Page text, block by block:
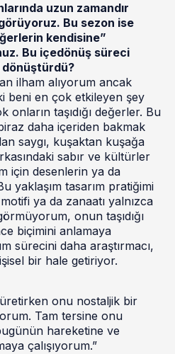
uzun zamandır
Bu sezon ise
kendisine”
Bu içedönüş süreci
dönüştürdü?
ilham alıyorum ancak
beni en çok etkileyen şey
taşıdığı değerler. Bu
daha içeriden bakmak
saygı, kuşaktan kuşağa
sabır ve kültürler
için desenlerin ya da
yaklaşım tasarım pratiğimi
ya da zanaatı yalnızca
onun taşıdığı
biçimini anlamaya
sürecini daha araştırmacı,
bir hale getiriyor.
onu nostaljik bir
Tam tersine onu
hareketine ve
çalışıyorum.”